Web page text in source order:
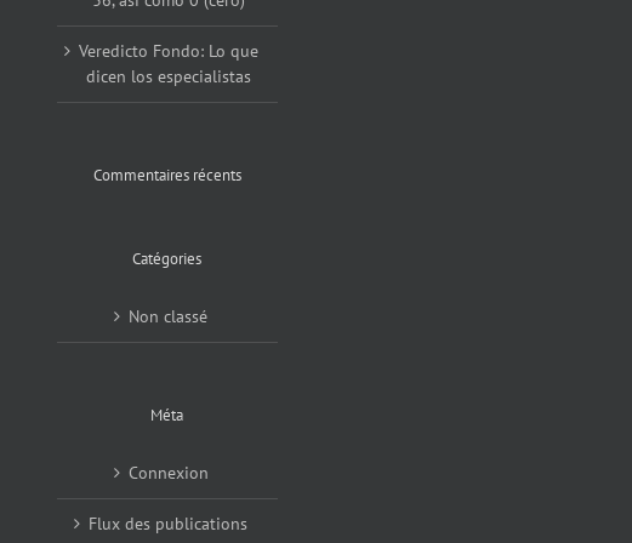
Veredicto Fondo: Lo que
dicen los especialistas
Commentaires récents
Catégories
Non classé
Méta
Connexion
Flux des publications